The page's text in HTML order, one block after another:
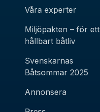
Våra experter
Miljöpakten – för ett
hållbart båtliv
Svenskarnas
Båtsommar 2025
Annonsera